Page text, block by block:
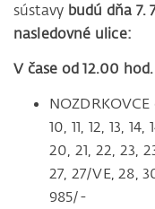
sústavy budú dňa 7.
nasledovné ulice:
V čase od 12.00
NOZDRKOVCE
10, 11, 12, 13,
20, 21, 22, 23,
27, 27/VE, 28,
985/-